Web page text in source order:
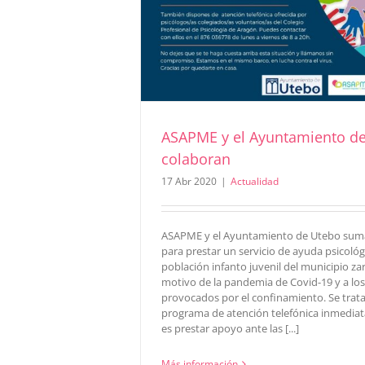
ASAPME y el Ayuntamiento
colaboran
17 Abr 2020 | Actualidad
ASAPME y el Ayuntamiento de Utebo
para prestar un servicio de ayuda
población infanto juvenil del municipio
motivo de la pandemia de Covid-19 y a
provocados por el confinamiento. Se
programa de atención telefónica
es prestar apoyo ante las [...]